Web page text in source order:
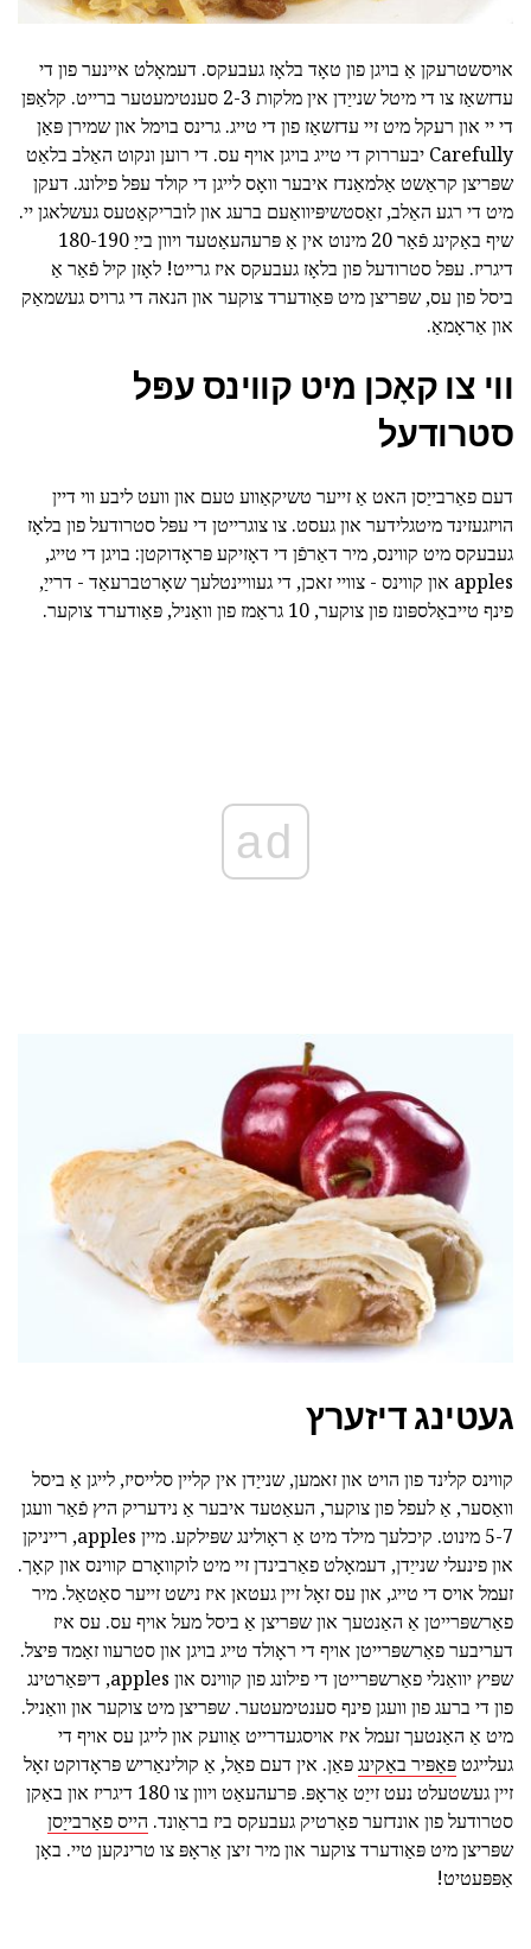
אויסשטרעקן אַ בויגן פון טאָד בלאָז געבעקס. דעמאָלט איינער פון די
עדזשאַז צו די מיטל שנייַדן אין מלקות 2-3 סענטימעטער ברייט. קלאַפּן
די יי און רעקל מיט זיי עדזשאַז פון די טייג. גרינס בוימל און שמירן פּאַן
Carefully יבעררוק די טייג בויגן אויף עס. די רוען ונקוט האַלב בלאַט
שפּריצן קראַשט אַלמאַנדז איבער וואָס לייגן די קולד עפּל פילונג. דעקן
מיט די רגע האַלב, זאַסטשיפּיוואַעם ברעג און לובריקאַטעס געשלאגן יי.
שיף באַקינג פֿאַר 20 מינוט אין אַ פּרעהעאַטעד ויוון בייַ 180-190
דיגריז. עפּל סטרודעל פון בלאָז געבעקס איז גרייט! לאָזן קיל פֿאַר אַ
ביסל פון עס, שפּריצן מיט פּאַודערד צוקער און הנאה די גרויס געשמאַק
און אַראָמאַ.
ווי צו קאָכן מיט קווינס עפּל
סטרודעל
דעם פאַרבייַסן האט אַ זייער טשיקאַווע טעם און וועט ליבע ווי דיין
הויזגעזינד מיטגלידער און געסט. צו צוגרייטן די עפּל סטרודעל פון בלאָז
געבעקס מיט קווינס, מיר דאַרפֿן די דאָזיקע פּראָדוקטן: בויגן די טייג,
apples און קווינס - צוויי זאכן, די געוויינטלעך שאָרטברעאַד - דרייַ,
פינף טייבאַלספּונז פון צוקער, 10 גראַמז פון וואַניל, פּאַודערד צוקער.
ad
געטינג דיזערץ
קווינס קלינד פון הויט און זאמען, שנייַדן אין קליין סלייסיז, לייגן אַ ביסל
וואַסער, אַ לעפל פון צוקער, העאַטעד איבער אַ נידעריק היץ פֿאַר וועגן
5-7 מינוט. קיכלעך מילד מיט אַ ראָולינג שפּילקע. מיין apples, רייניקן
און פינעלי שנייַדן, דעמאָלט פאַרבינדן זיי מיט לוקוואָרם קווינס און קאָך.
זעמל אויס די טייג, און עס זאָל זיין געטאן איז נישט זייער סאַטאַל. מיר
פאַרשפּרייטן אַ האַנטעך און שפּריצן אַ ביסל מעל אויף עס. עס איז
דעריבער פאַרשפּרייטן אויף די ראָולד טייג בויגן און סטרעוו זאַמד פּיצל.
שפּיץ יוואַנלי פאַרשפּרייטן די פילונג פון קווינס און apples, דיפּאַרטינג
פון די ברעג פון וועגן פינף סענטימעטער. שפּריצן מיט צוקער און וואַניל.
מיט אַ האַנטעך זעמל איז אויסגעדרייט אַוועק און לייגן עס אויף די
געלייגטפּאַפּיר באַקינגפּאַן. אין דעם פאַל, אַ קולינאַריש פּראָדוקט זאָל
זיין געשטעלט נעט זייַט אַראָפּ. פּרעהעאַט ויוון צו 180 דיגריז און באַקן
סטרודעל פון אונדזער פאַרטיק געבעקס ביז בראַונד. הייס פאַרבייַסן
שפּריצן מיט פּאַודערד צוקער און מיר זיצן אַראָפּ צו טרינקען טיי. באָן
אַפּפּעטיט!